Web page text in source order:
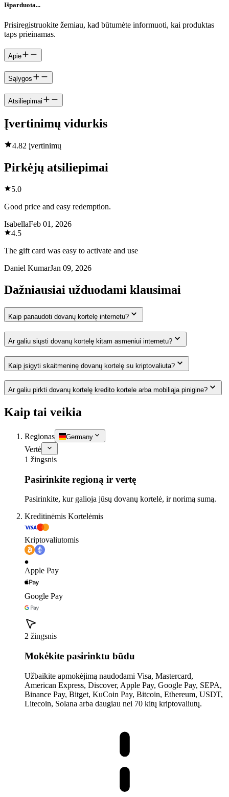
Išparduota...
Prisiregistruokite žemiau, kad būtumėte informuoti, kai produktas
taps prieinamas.
Apie
Sąlygos
Atsiliepimai
Įvertinimų vidurkis
4.82 įvertinimų
Pirkėjų atsiliepimai
5.0
Good price and easy redemption.
IsabellaFeb 01, 2026
4.5
The gift card was easy to activate and use
Daniel KumarJan 09, 2026
Dažniausiai užduodami klausimai
Kaip panaudoti dovanų kortelę internetu?
Ar galiu siųsti dovanų kortelę kitam asmeniui internetu?
Kaip įsigyti skaitmeninę dovanų kortelę su kriptovaliuta?
Ar galiu pirkti dovanų kortelę kredito kortele arba mobiliąja pinigine?
Kaip tai veikia
Regionas Germany
Vertė
1 žingsnis
Pasirinkite regioną ir vertę
Pasirinkite, kur galioja jūsų dovanų kortelė, ir norimą sumą.
Kreditinėmis Kortelėmis
Kriptovaliutomis
Apple Pay
Google Pay
2 žingsnis
Mokėkite pasirinktu būdu
Užbaikite apmokėjimą naudodami Visa, Mastercard,
American Express, Discover, Apple Pay, Google Pay, SEPA,
Binance Pay, Bitget, KuCoin Pay, Bitcoin, Ethereum, USDT,
Litecoin, Solana arba daugiau nei 70 kitų kriptovaliutų.